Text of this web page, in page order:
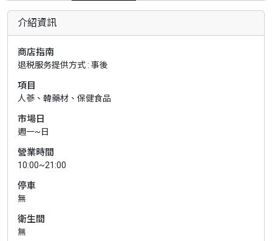
介紹資訊
商店指南
退税服务提供方式 : 事後
項目
人蔘、韓藥材、保健食品
市場日
週一~日
營業時間
10:00~21:00
停車
無
衛生間
無